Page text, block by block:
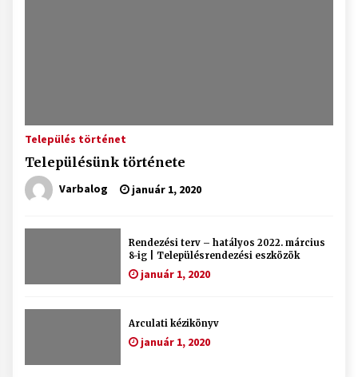
Település történet
Településünk története
Varbalog január 1, 2020
Rendezési terv – hatályos 2022. március
8-ig | Településrendezési eszközök
január 1, 2020
Arculati kézikönyv
január 1, 2020